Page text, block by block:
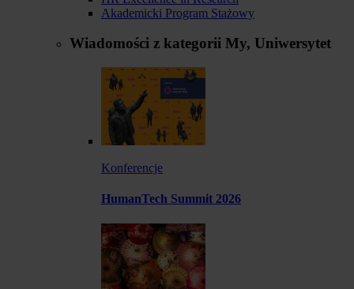
Akademicki Program Stażowy
Wiadomości z kategorii My, Uniwersytet
Konferencje
HumanTech Summit 2026